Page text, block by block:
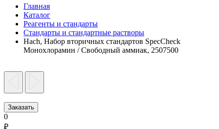
Главная
Каталог
Реагенты и стандарты
Стандарты и стандартные растворы
Hach, Набор вторичных стандартов SpecCheck
Монохлорамин / Свободный аммиак, 2507500
Заказать
0
₽